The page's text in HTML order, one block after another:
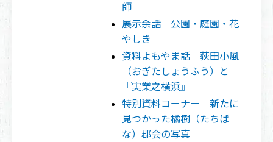
師
展示余話 公園・庭園・花
やしき
資料よもやま話 荻田小風
（おぎたしょうふう）と
『実業之横浜』
特別資料コーナー 新たに
見つかった橘樹（たちば
な）郡会の写真